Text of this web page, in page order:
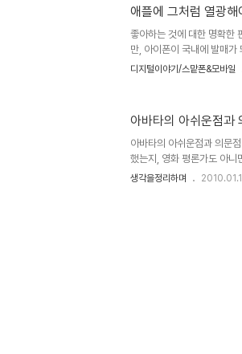
말 예언 1992년, 다미신인
단(異端)이라고 했었던- 에
중..
애플에 그처럼 열광해
좋아하는 것에 대한 명확한
만, 아이폰이 국내에 발매가
한 더욱 높아졌습니다. 더
합니다. 이에 대하여 언젠가
에서도 일부 공통된 느낌이
디지털이야기/스맡폰&모바일
아바타의 아쉬운점과
아바타의 아쉬운점과 의문
했는지, 영화 평론가도 아니
요. 이번이 벌써 4번째 입니
쉬움이 남습니다. 어쩌면
생각을정리하며